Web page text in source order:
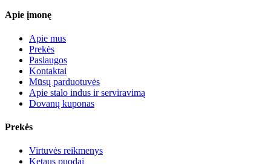
Apie įmonę
Apie mus
Prekės
Paslaugos
Kontaktai
Mūsų parduotuvės
Apie stalo indus ir serviravimą
Dovanų kuponas
Prekės
Virtuvės reikmenys
Ketaus puodai